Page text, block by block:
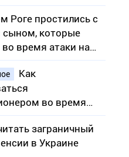
пожаров в
Роге простились с
сыном, которые
во время атаки на
Как
во время
снизить риск
отключений
заграничный
в Украине